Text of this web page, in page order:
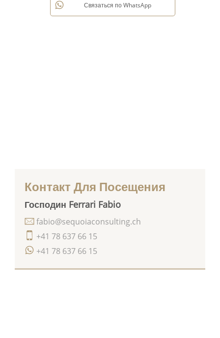
Контакт Для Посещения
Господин Ferrari Fabio
+41 78 637 66 15
+41 78 637 66 15
fabio@sequoiaconsulting.ch
Связаться по WhatsApp